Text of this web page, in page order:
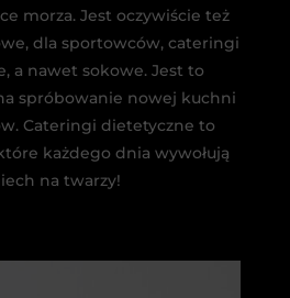
morza. Jest oczywiście też
dla sportowców, cateringi
a nawet sokowe. Jest to
spróbowanie nowej kuchni
Cateringi dietetyczne to
każdego dnia wywołują
na twarzy!